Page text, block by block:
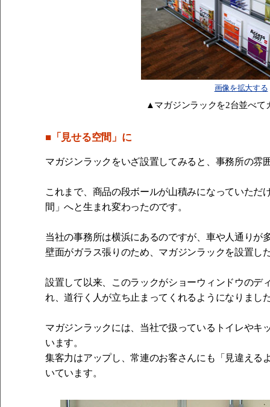
画像を拡大する
▲マガジンラックを2台並べて
■「見せる空間」に
マガジンラックをいざ設置してみると、事務所の雰
これまで、商品の段ボールが山積みになっていただ
間」へと生まれ変わったのです。
当社の事務所は横浜にあるのですが、車や人通りが
壁面がガラス張りのため、マガジンラックを設置し
設置して以来、このラックがショーウィンドウのデ
れ、道行く人が立ち止まってくれるようになりまし
マガジンラックには、当社で扱っているトイレやキ
います。
集客力はアップし、常連のお客さんにも「見違える
いています。